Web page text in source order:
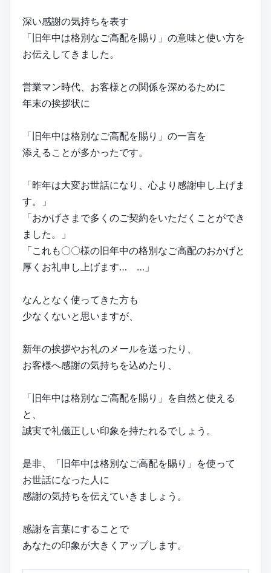
深い感謝の気持ちを表す
「旧年中は格別なご高配を賜り」の意味と使い方を
お伝えしてきました。
営業マン時代、お客様との関係を深めるために
年末の挨拶状に
「旧年中は格別なご高配を賜り」の一言を
添えることが多かったです。
「昨年は大変お世話になり、心より感謝申し上げま
す。」
「おかげさまで多くのご契約をいただくことができ
ました。」
「これも〇〇様の旧年中の格別なご高配のおかげと
厚くお礼申し上げます… …」
なんとなく使ってきた方も
少なくないと思いますが、
新年の挨拶やお礼のメールを送ったり、
お客様へ感謝の気持ちを込めたり、
「旧年中は格別なご高配を賜り」を自然と使える
と、
誠実で礼儀正しい印象を持たれるでしょう。
是非、「旧年中は格別なご高配を賜り」を使って
お世話になった人に
感謝の気持ちを伝えていきましょう。
感謝を言葉にすることで
あなたの印象が大きくアップします。